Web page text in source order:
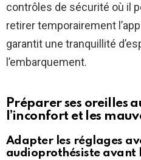
contrôles de sécurité où il
retirer temporairement
garantit une tranquillité
l’embarquement.
Préparer ses oreilles
l’inconfort et les
Adapter les réglages
audioprothésiste avant